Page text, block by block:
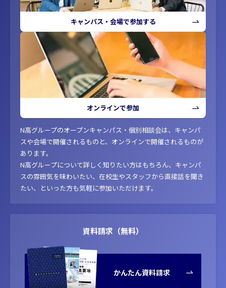
キャンパス・会場で参加する
オンラインで参加
N高グループのオープンキャンパス・個別相談会は、キャンパ
スや会場で開催されるものと、オンラインで開催されるものが
あります。
N高グループについて詳しく知りたい方はもちろん、キャンパ
スの雰囲気を味わいたい、在校生やスタッフから直接話を聞き
たい、といった方も気軽に参加いただけます。
資料請求（無料）
かんたん資料請求